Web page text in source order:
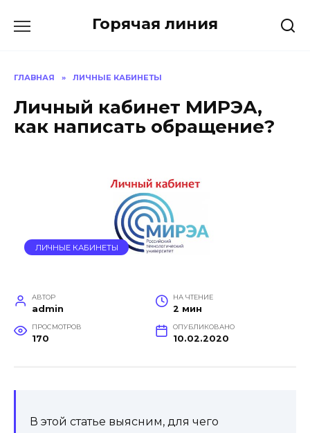
Горячая линия
ГЛАВНАЯ » ЛИЧНЫЕ КАБИНЕТЫ
Личный кабинет МИРЭА,
как написать обращение?
ЛИЧНЫЕ КАБИНЕТЫ
АВТОР
admin
НА ЧТЕНИЕ
2 мин
ПРОСМОТРОВ
170
ОПУБЛИКОВАНО
10.02.2020
В этой статье выясним, для чего